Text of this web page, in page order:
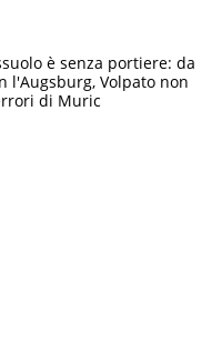
è senza portiere: da
l'Augsburg, Volpato non
di Muric